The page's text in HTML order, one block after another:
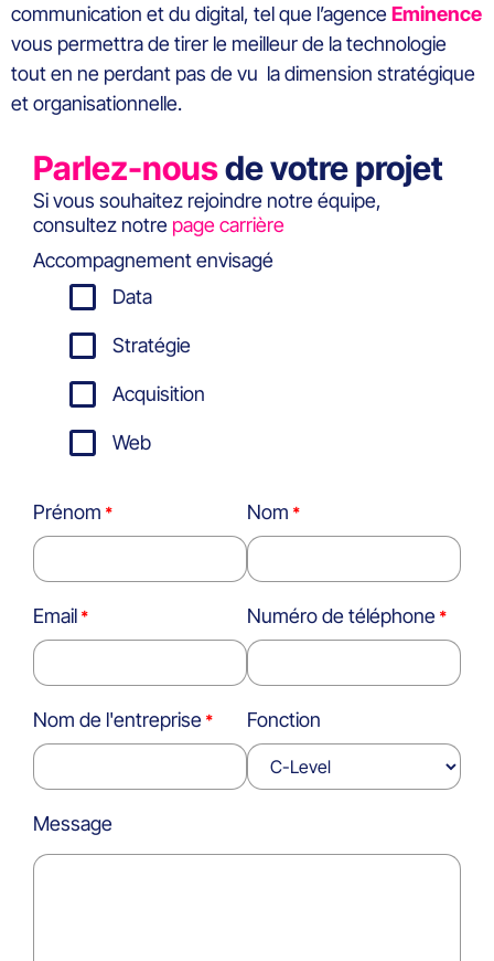
communication et du digital, tel que l’agenceEminence
vous permettra de tirer le meilleur de la technologie
tout en ne perdant pas de vu la dimension stratégique
et organisationnelle.
Parlez-nousde votre projet
Si vous souhaitez rejoindre notre équipe,
consultez notre page carrière
Accompagnement envisagé
Data
Stratégie
Acquisition
Web
Prénom Nom
Email Numéro de téléphone
Nom de l'entreprise Fonction
Message